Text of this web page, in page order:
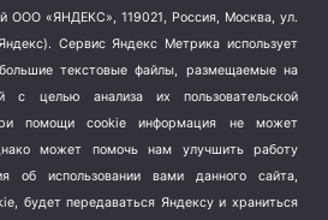
ООО «ЯНДЕКС», 119021, Россия, Москва, ул.
Сервис Яндекс Метрика использует
текстовые файлы, размещаемые на
с целью анализа их пользовательской
помощи cookie информация не может
может помочь нам улучшить работу
об использовании вами данного сайта,
будет передаваться Яндексу и храниться